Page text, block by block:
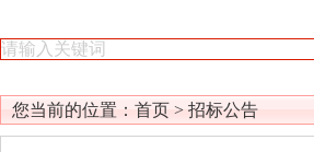
您当前的位置： 首页 > 招标公告